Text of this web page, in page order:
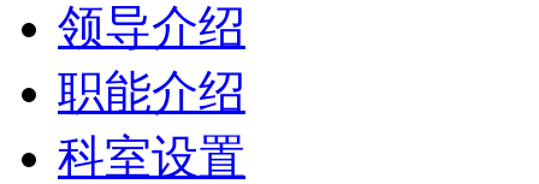
领导介绍
职能介绍
科室设置